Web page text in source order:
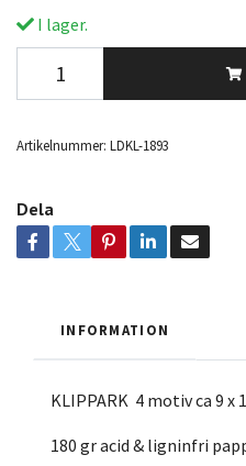
I lager.
Artikelnummer: LDKL-1893
Dela
INFORMATION
KLIPPARK 4 motiv ca 9 x
180 gr acid & ligninfri